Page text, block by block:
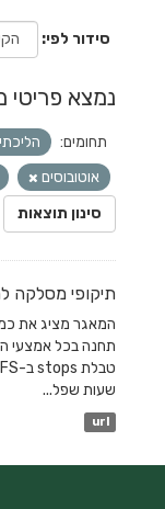
סידור לפי
נמצא פריטי
תחומים:
אוטובוסים
סינון תוצאות
תיקופי מסלקה
המאגר מציג את
תחנה בכל אמצעי
שעות שפל...
url